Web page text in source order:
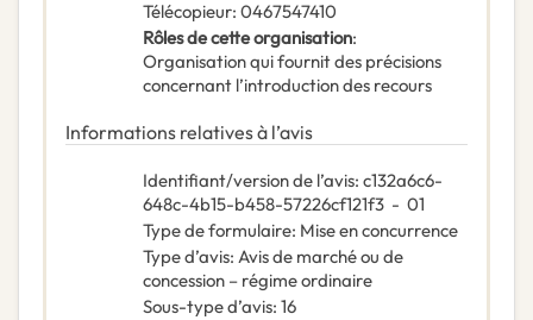
Télécopieur: 0467547410
Rôles de cette organisation:
Organisation qui fournit des précisions
concernant l’introduction des recours
Informations relatives à l’avis
Identifiant/version de l’avis: c132a6c6-
648c-4b15-b458-57226cf121f3 - 01
Type de formulaire: Mise en concurrence
Type d’avis: Avis de marché ou de
concession – régime ordinaire
Sous-type d’avis: 16